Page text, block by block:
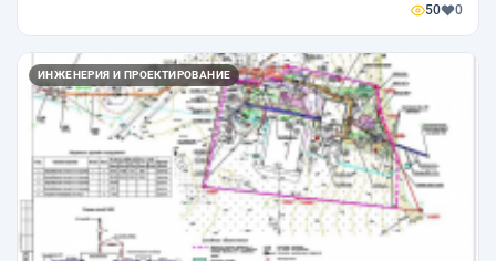
50 0
ИНЖЕНЕРИЯ И ПРОЕКТИРОВАНИЕ